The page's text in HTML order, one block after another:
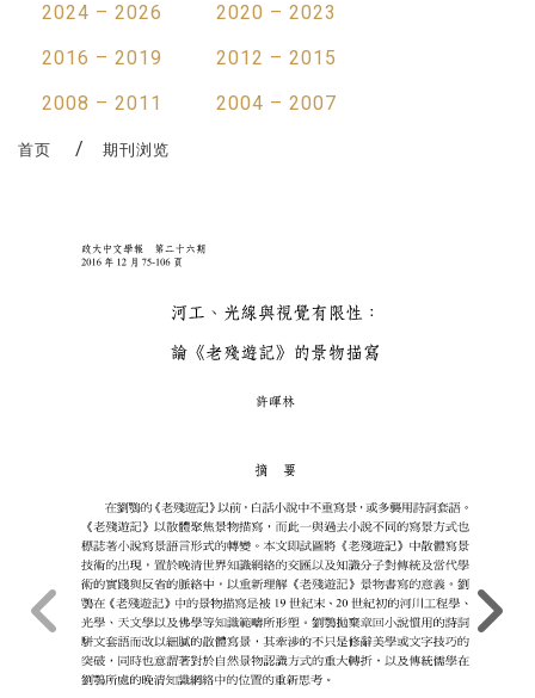
2024 – 2026
2020 – 2023
2016 – 2019
2012 – 2015
2008 – 2011
2004 – 2007
首页 期刊浏览